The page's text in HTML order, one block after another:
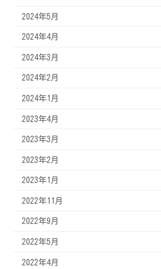
2024年5月
2024年4月
2024年3月
2024年2月
2024年1月
2023年4月
2023年3月
2023年2月
2023年1月
2022年11月
2022年9月
2022年5月
2022年4月